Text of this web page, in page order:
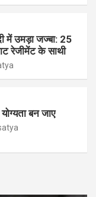
में उमड़ा जज्बा: 25
रेजीमेंट के साथी
बन जाए